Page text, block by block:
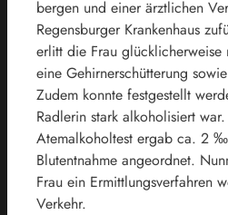
bergen und einer ärztlichen
Regensburger Krankenhaus
erlitt die Frau
eine Gehirnerschütterung
Zudem konnte festgestellt
Radlerin stark alkoholisiert
Atemalkoholtest ergab ca. 2
Blutentnahme angeordnet.
Frau ein Ermittlungsverfahren
Verkehr.